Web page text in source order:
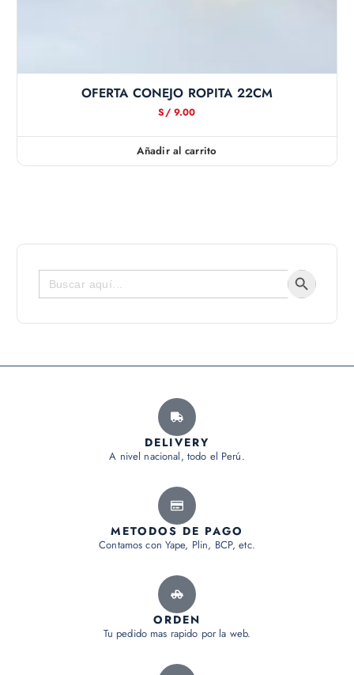
OFERTA CONEJO ROPITA 22CM
S/9.00
Añadir al carrito
Buscar: Botón de
DELIVERY
A nivel nacional, todo el Perú.
METODOS DE PAGO
Contamos con Yape, Plin, BCP, etc.
ORDEN
Tu pedido mas rapido por la web.